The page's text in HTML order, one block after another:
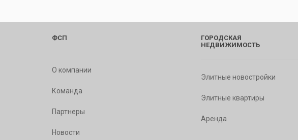
ФСП
О компании
Команда
Партнеры
Новости
ГОРОДСКАЯ
НЕДВИЖИМОСТЬ
Элитные новостройки
Элитные квартиры
Аренда